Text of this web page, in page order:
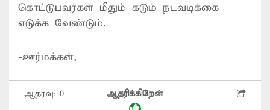
கொட்டுபவர்கள் மீதும் கடும் நடவடிக்கை
எடுக்க வேண்டும்.
-ஊர்மக்கள்,
ஆதரவு: 0 ஆதரிக்கிறேன்